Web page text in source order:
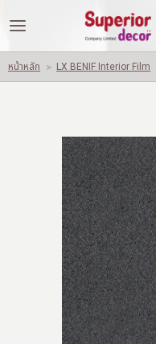
LOGIN
หน้าหลัก
เกี่ยวกับเรา
คู่ค้าของเรา
ผลงานของเรา
ปัญหาใช้วัสดุทั่วไปอื่นๆ
หน้าหลัก > LX BENIF Interior Film